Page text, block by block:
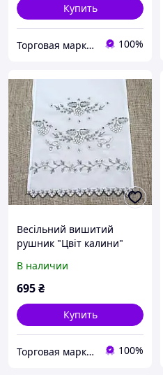
Купить
Торговая марка "Світ вишивки" Рівненський виробник вишитих виробів 100%
Весільний вишитий
рушник "Цвіт калини"
В наличии
695₴
Купить
Торговая марка "Світ вишивки" Рівненський виробник вишитих виробів 100%